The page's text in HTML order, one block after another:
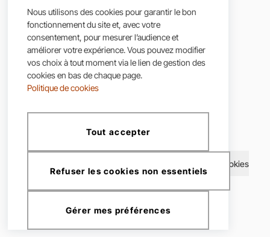
CLC Immo ©2025, all rights reserved
générales
confidentialité
cookies
Cookies
Nous utilisons des cookies pour garantir le bon
fonctionnement du site et, avec votre
consentement, pour mesurer l’audience et
améliorer votre expérience. Vous pouvez modifier
vos choix à tout moment via le lien de gestion des
cookies en bas de chaque page.
Politique de cookies
Tout accepter
Refuser les cookies non essentiels
Gérer mes préférences